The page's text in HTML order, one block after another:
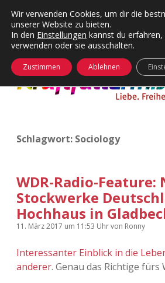
Kategorien
24 Hours
Die Wende
KFMW-Disco
Kopfkinomusik
Nur mal so
Täglicher
KFMW-Disco
Dates
Contact
Adventskalender
Adventskalender
Adventskalender
facebook
instagram
rss
öffnen
Schlagwort: Sociology
WDR-Radio-Feature:
Stockwerke
Hochhaus in
11. März 2017 um 11:53 Uhrvon Ronny
Interessanter Einblick in die
anderer. Genau das Richtige fürs
Wir verwenden Cookies, um dir die
unserer Website zu bieten.
In den Einstellungen kannst du
verwenden oder sie ausschalten.
Zustimmen Ablehnen